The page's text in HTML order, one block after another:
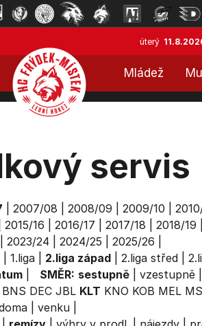
úterý
Mládež
servis
2007/08 2008/09 2009/10
2015/16 2016/17 2017/18 2018/19
2023/24 2024/25 2025/26
| 1.liga| 2.liga západ| 2.liga střed|
| SMĚR: sestupně| vzestupně|
BNS DEC JBL KLT KNO KOB MEL
| venku|